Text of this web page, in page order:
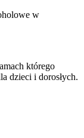
w
którego
dzieci i dorosłych.